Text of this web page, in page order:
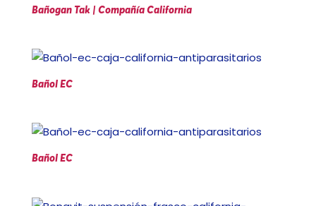
Bañogan Tak | Compañía California
Bañol EC
Bañol EC